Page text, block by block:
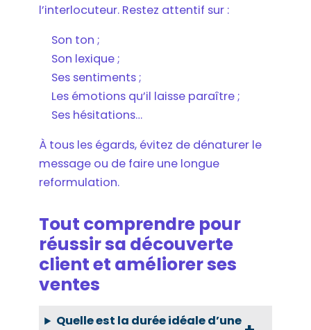
l’interlocuteur. Restez attentif sur :
Son ton ;
Son lexique ;
Ses sentiments ;
Les émotions qu’il laisse paraître ;
Ses hésitations…
À tous les égards, évitez de dénaturer le
message ou de faire une longue
reformulation.
Tout comprendre pour
réussir sa découverte
client et améliorer ses
ventes
Quelle est la durée idéale d’une